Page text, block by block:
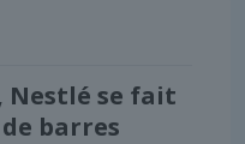
Nestlé se fait
barres